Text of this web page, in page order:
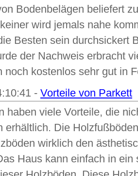
Bodenbelägen beliefert
wird jemals nahe
Besten sein durchsickert
der Nachweis erbracht
noch kostenlos sehr gut in
- Vorteile von Parkett
haben viele Vorteile, die
erhältlich. Die
wirklich den
Haus kann einfach in